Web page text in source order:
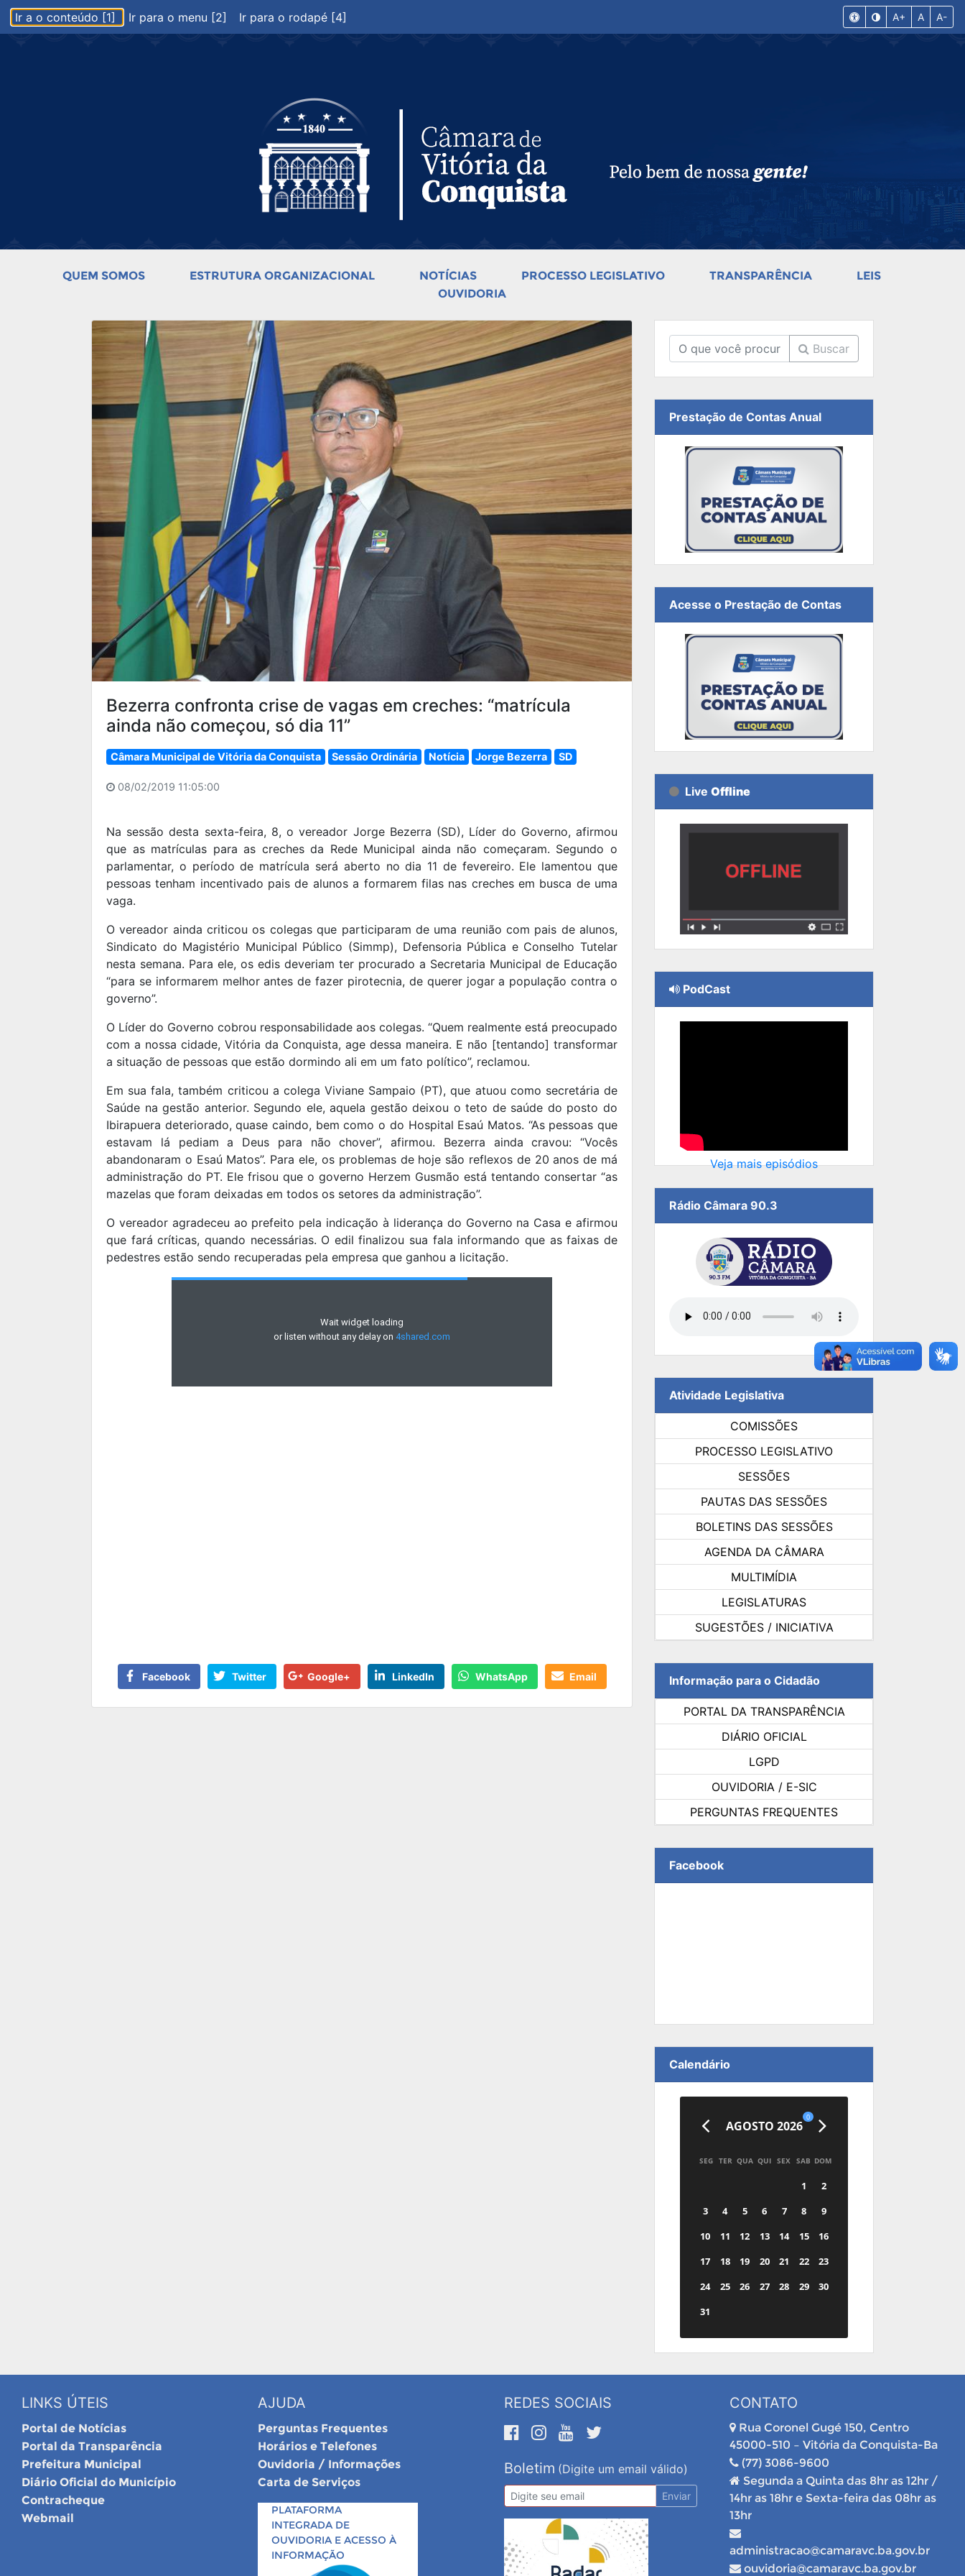
Ir a o conteúdo [1] Ir para o menu [2] Ir para o rodapé [4] A+ A A-
QUEM SOMOS ESTRUTURA ORGANIZACIONAL NOTÍCIAS PROCESSO LEGISLATIVO TRANSPARÊNCIA
LEIS
OUVIDORIA
Bezerra confronta crise de vagas em creches: “matrícula
ainda não começou, só dia 11”
Câmara Municipal de Vitória da Conquista Sessão Ordinária Notícia Jorge Bezerra SD
08/02/2019 11:05:00
Na sessão desta sexta-feira, 8, o vereador Jorge Bezerra (SD), Líder do Governo, afirmou
que as matrículas para as creches da Rede Municipal ainda não começaram. Segundo o
parlamentar, o período de matrícula será aberto no dia 11 de fevereiro. Ele lamentou que
pessoas tenham incentivado pais de alunos a formarem filas nas creches em busca de uma
vaga.
O vereador ainda criticou os colegas que participaram de uma reunião com pais de alunos,
Sindicato do Magistério Municipal Público (Simmp), Defensoria Pública e Conselho Tutelar
nesta semana. Para ele, os edis deveriam ter procurado a Secretaria Municipal de Educação
“para se informarem melhor antes de fazer pirotecnia, de querer jogar a população contra o
governo”.
O Líder do Governo cobrou responsabilidade aos colegas. “Quem realmente está preocupado
com a nossa cidade, Vitória da Conquista, age dessa maneira. E não [tentando] transformar
a situação de pessoas que estão dormindo ali em um fato político”, reclamou.
Em sua fala, também criticou a colega Viviane Sampaio (PT), que atuou como secretária de
Saúde na gestão anterior. Segundo ele, aquela gestão deixou o teto de saúde do posto do
Ibirapuera deteriorado, quase caindo, bem como o do Hospital Esaú Matos. “As pessoas que
estavam lá pediam a Deus para não chover”, afirmou. Bezerra ainda cravou: “Vocês
abandonaram o Esaú Matos”. Para ele, os problemas de hoje são reflexos de 20 anos de má
administração do PT. Ele frisou que o governo Herzem Gusmão está tentando consertar “as
mazelas que foram deixadas em todos os setores da administração”.
O vereador agradeceu ao prefeito pela indicação à liderança do Governo na Casa e afirmou
que fará críticas, quando necessárias. O edil finalizou sua fala informando que as faixas de
pedestres estão sendo recuperadas pela empresa que ganhou a licitação.
Facebook Twitter Google+ LinkedIn WhatsApp Email
Buscar
Prestação de Contas Anual
Acesse o Prestação de Contas
Live Offline
PodCast
Veja mais episódios
Rádio Câmara 90.3
Atividade Legislativa
COMISSÕES
PROCESSO LEGISLATIVO
SESSÕES
PAUTAS DAS SESSÕES
BOLETINS DAS SESSÕES
AGENDA DA CÂMARA
MULTIMÍDIA
LEGISLATURAS
SUGESTÕES / INICIATIVA
Informação para o Cidadão
PORTAL DA TRANSPARÊNCIA
DIÁRIO OFICIAL
LGPD
OUVIDORIA / E-SIC
PERGUNTAS FREQUENTES
Facebook
Calendário
AGOSTO 2026
0
SEG TER QUA QUI SEX SAB DOM
1
2
3
4 5 6 7 8
9
10
11 12 13 14 15
16
17
18 19 20 21 22
23
24
25 26 27 28 29
30
31
LINKS ÚTEIS
Portal de Notícias
Portal da Transparência
Prefeitura Municipal
Diário Oficial do Município
Contracheque
Webmail
AJUDA
Perguntas Frequentes
Horários e Telefones
Ouvidoria / Informações
Carta de Serviços
PLATAFORMA
INTEGRADA DE
OUVIDORIA E ACESSO À
INFORMAÇÃO
REDES SOCIAIS
Boletim (Digite um email válido)
Enviar
CONTATO
Rua Coronel Gugé 150, Centro
45000-510 – Vitória da Conquista-Ba
(77) 3086-9600
Segunda a Quinta das 8hr as 12hr /
14hr as 18hr e Sexta-feira das 08hr as
13hr
administracao@camaravc.ba.gov.br
ouvidoria@camaravc.ba.gov.br